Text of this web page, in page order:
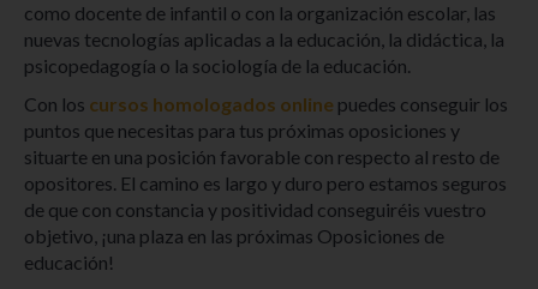
como docente de infantil o con la organización escolar, las
nuevas tecnologías aplicadas a la educación, la didáctica, la
psicopedagogía o la sociología de la educación.
Con los cursos homologados online puedes conseguir los
puntos que necesitas para tus próximas oposiciones y
situarte en una posición favorable con respecto al resto de
opositores. El camino es largo y duro pero estamos seguros
de que con constancia y positividad conseguiréis vuestro
objetivo, ¡una plaza en las próximas Oposiciones de
educación!